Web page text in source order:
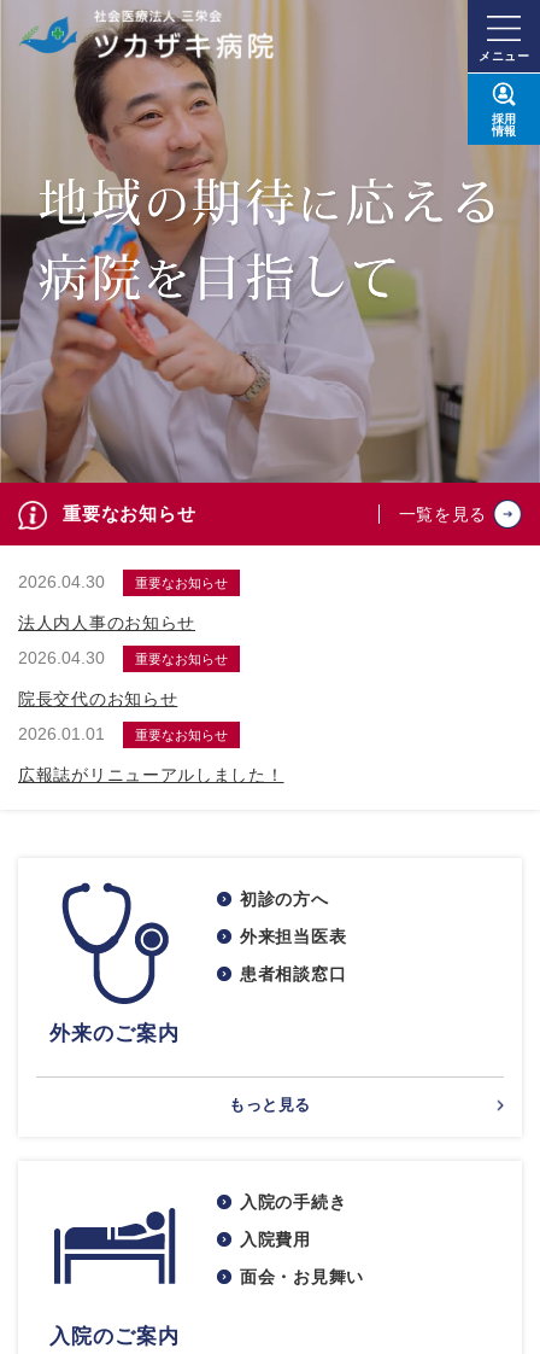
メニュー
採用
情報
重要なお知らせ 一覧を見る
2026.04.30 重要なお知らせ
法人内人事のお知らせ
2026.04.30
重要なお知らせ
院長交代のお知らせ
2026.01.01
重要なお知らせ
広報誌がリニューアルしました！
外来のご案内
初診の方へ
外来担当医表
患者相談窓口
もっと見る
入院のご案内
入院の手続き
入院費用
面会・お見舞い